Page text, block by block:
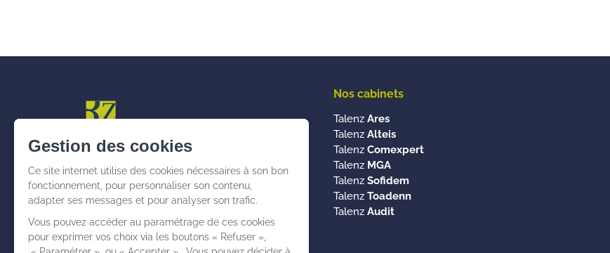
Nos cabinets
Talenz Ares
Talenz Alteis
Talenz Comexpert
Talenz MGA
Talenz Sofidem
Talenz Toadenn
Talenz Audit